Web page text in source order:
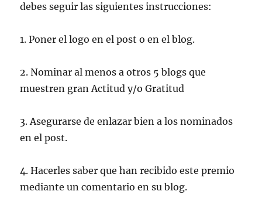
debes seguir las siguientes instrucciones:
1. Poner el logo en el post o en el blog.
2. Nominar al menos a otros 5 blogs que
muestren gran Actitud y/o Gratitud
3. Asegurarse de enlazar bien a los nominados
en el post.
4. Hacerles saber que han recibido este premio
mediante un comentario en su blog.